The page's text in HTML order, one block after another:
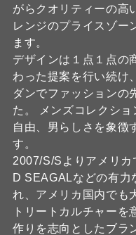
がらクオリティーの高
レンジのプライスゾー
ます。
デザインは１点１点の
わった提案を行い続け
ダンでファッションの
た。 メンズコレクショ
自由、男らしさを象徴
す。
2007/S/Sよりアメリ
D SEAGALなどの有力
れ、アメリカ国内でも
トリートカルチャーを
作りを志向としたブラ